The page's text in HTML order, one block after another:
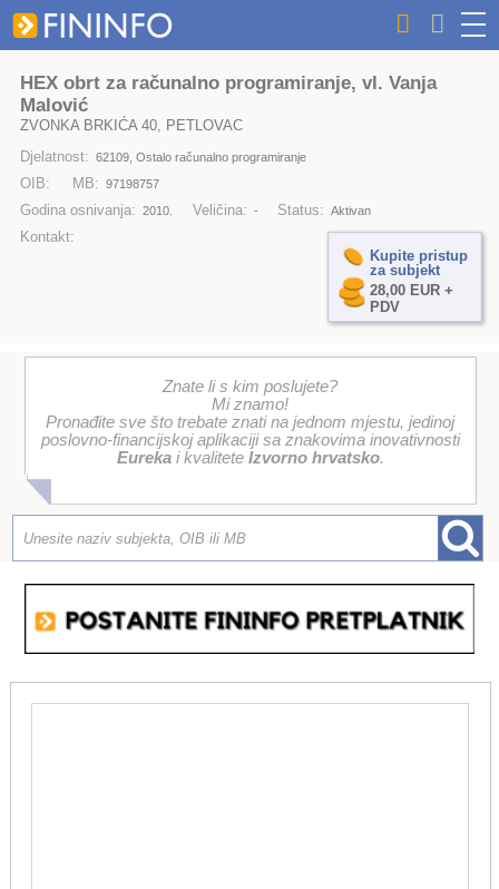
HEX obrt za računalno programiranje, vl. Vanja
Malović
ZVONKA BRKIĆA 40, PETLOVAC
Djelatnost: 62109, Ostalo računalno programiranje
OIB: MB: 97198757
Godina osnivanja: 2010. Veličina: - Status: Aktivan
Kontakt:
Kupite pristup
za subjekt
28,00 EUR +
PDV
Znate li s kim poslujete?
Mi znamo!
Pronađite sve što trebate znati na jednom mjestu, jedinoj
poslovno-financijskoj aplikaciji sa znakovima inovativnosti
Eurekai kvalitete Izvorno hrvatsko.